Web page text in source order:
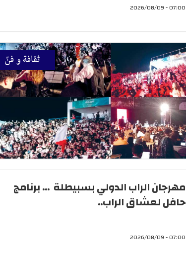
07:00 - 2026/08/09
ثقافة و فنّ
مهرجان الراب الدولي بسبيطلة ... برنامج
حافل لعشاق الراب..
07:00 - 2026/08/09